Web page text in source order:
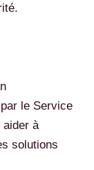
le Service
aider à
solutions